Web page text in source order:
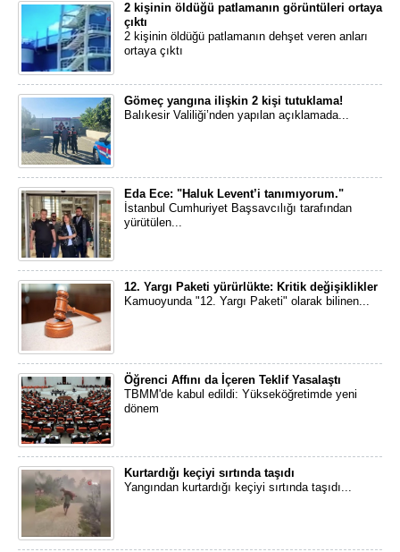
2 kişinin öldüğü patlamanın görüntüleri ortaya
çıktı
2 kişinin öldüğü patlamanın dehşet veren anları
ortaya çıktı
Gömeç yangına ilişkin 2 kişi tutuklama!
Balıkesir Valiliği’nden yapılan açıklamada...
Eda Ece: "Haluk Levent’i tanımıyorum."
İstanbul Cumhuriyet Başsavcılığı tarafından
yürütülen...
12. Yargı Paketi yürürlükte: Kritik değişiklikler
Kamuoyunda "12. Yargı Paketi" olarak bilinen...
Öğrenci Affını da İçeren Teklif Yasalaştı
TBMM'de kabul edildi: Yükseköğretimde yeni
dönem
Kurtardığı keçiyi sırtında taşıdı
Yangından kurtardığı keçiyi sırtında taşıdı...